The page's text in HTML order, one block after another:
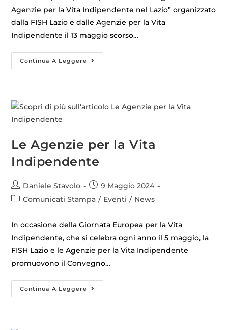
Agenzie per la Vita Indipendente nel Lazio” organizzato
dalla FISH Lazio e dalle Agenzie per la Vita
Indipendente il 13 maggio scorso…
Continua A Leggere
Le Agenzie per la Vita
Indipendente
Daniele Stavolo
9 Maggio 2024
Comunicati Stampa / Eventi / News
In occasione della Giornata Europea per la Vita
Indipendente, che si celebra ogni anno il 5 maggio, la
FISH Lazio e le Agenzie per la Vita Indipendente
promuovono il Convegno…
Continua A Leggere